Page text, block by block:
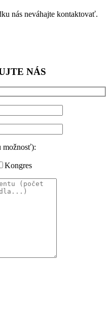
nás neváhajte kontaktovať.
NÁS
možnosť):
Kongres